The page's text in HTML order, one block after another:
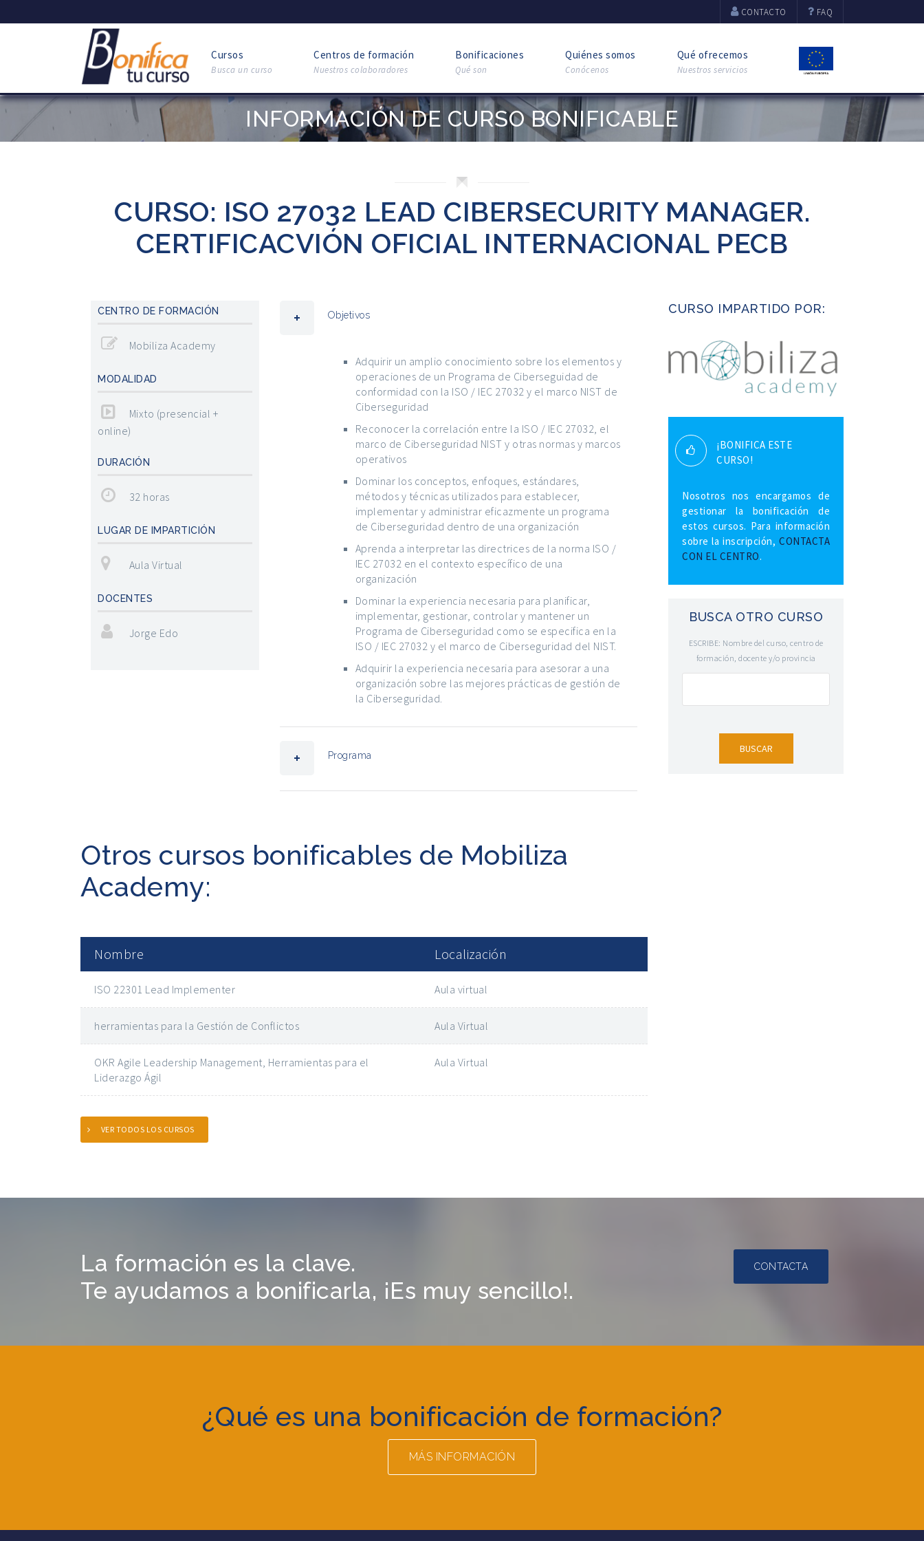
CONTACTO FAQ
Cursos
Busca un curso
Centros de formación
Nuestros colaboradores
Bonificaciones
Qué son
Quiénes somos
Conócenos
Qué ofrecemos
Nuestros servicios
INFORMACIÓN DE CURSO BONIFICABLE
CURSO: ISO 27032 LEAD CIBERSECURITY MANAGER.
CERTIFICACVIÓN OFICIAL INTERNACIONAL PECB
CENTRO DE FORMACIÓN
Mobiliza Academy
MODALIDAD
Mixto (presencial +
online)
DURACIÓN
32 horas
LUGAR DE IMPARTICIÓN
Aula Virtual
DOCENTES
Jorge Edo
Objetivos
Adquirir un amplio conocimiento sobre los elementos y
operaciones de un Programa de Ciberseguidad de
conformidad con la ISO / IEC 27032 y el marco NIST de
Ciberseguridad
Reconocer la correlación entre la ISO / IEC 27032, el
marco de Ciberseguridad NIST y otras normas y marcos
operativos
Dominar los conceptos, enfoques, estándares,
métodos y técnicas utilizados para establecer,
implementar y administrar eficazmente un programa
de Ciberseguridad dentro de una organización
Aprenda a interpretar las directrices de la norma ISO /
IEC 27032 en el contexto específico de una
organización
Dominar la experiencia necesaria para planificar,
implementar, gestionar, controlar y mantener un
Programa de Ciberseguridad como se especifica en la
ISO / IEC 27032 y el marco de Ciberseguridad del NIST.
Adquirir la experiencia necesaria para asesorar a una
organización sobre las mejores prácticas de gestión de
la Ciberseguridad.
Programa
Otros cursos bonificables de Mobiliza
Academy:
Nombre Localización
ISO 22301 Lead Implementer Aula virtual
herramientas para la Gestión de Conflictos Aula Virtual
OKR Agile Leadership Management, Herramientas para el
Liderazgo Ágil
Aula Virtual
VER TODOS LOS CURSOS
CURSO IMPARTIDO POR:
¡BONIFICA ESTE
CURSO!
Nosotros nos encargamos de
gestionar la bonificación de
estos cursos. Para información
sobre la inscripción, CONTACTA
CON EL CENTRO.
BUSCA OTRO CURSO
ESCRIBE: Nombre del curso, centro de
formación, docente y/o provincia
La formación es la clave.
Te ayudamos a bonificarla, ¡Es muy sencillo!.
CONTACTA
¿Qué es una bonificación de formación?
MÁS INFORMACIÓN